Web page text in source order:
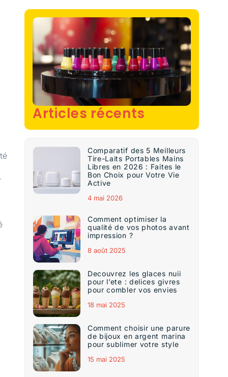
Articles récents
Comparatif des 5 Meilleurs
Tire-Laits Portables Mains
Libres en 2026 : Faites le
Bon Choix pour Votre Vie
Active
4 mai 2026
Comment optimiser la
qualité de vos photos avant
impression ?
8 août 2025
Decouvrez les glaces nuii
pour l’ete : delices givres
pour combler vos envies
18 mai 2025
Comment choisir une parure
de bijoux en argent marina
pour sublimer votre style
15 mai 2025